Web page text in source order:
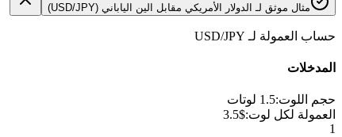
مثال موثق لـ الدولار الأمريكي مقابل الين الياباني (USD/JPY)
حساب العمولة لـ USD/JPY
المدخلات
حجم اللوت:1.5 لوتات
العمولة لكل لوت:
$3.5
1